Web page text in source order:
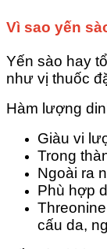
Vì sao yến
Yến sào hay
như vị thuốc
Hàm lượng
Giàu vi
Trong
Ngoài ra
Phù hợp
cấu da,